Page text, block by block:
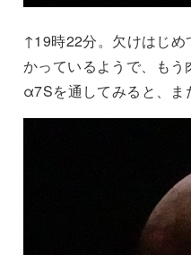
↑19時22分。欠けはじ
かっているようで、も
α7Sを通してみると、